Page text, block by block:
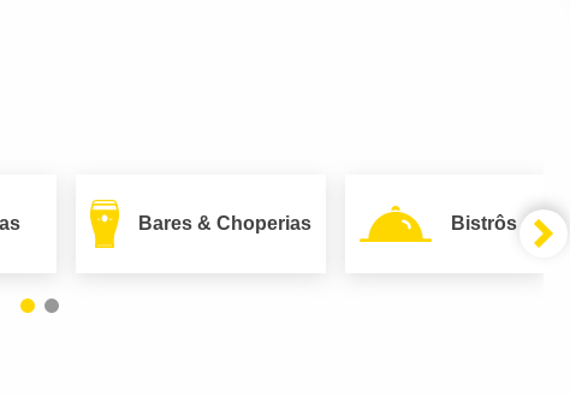
Bares & Choperias Bistrôs